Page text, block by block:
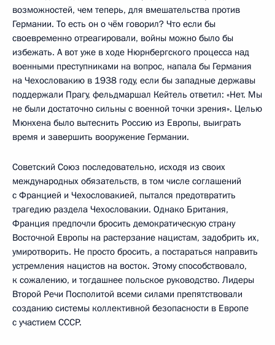
возможностей, чем теперь, для вмешательства против
Германии. То есть он о чём говорил? Что если бы
своевременно отреагировали, войны можно было бы
избежать. А вот уже в ходе Нюрнбергского процесса над
военными преступниками на вопрос, напала бы Германия
на Чехословакию в 1938 году, если бы западные державы
поддержали Прагу, фельдмаршал Кейтель ответил: «Нет. Мы
не были достаточно сильны с военной точки зрения». Целью
Мюнхена было вытеснить Россию из Европы, выиграть
время и завершить вооружение Германии.
Советский Союз последовательно, исходя из своих
международных обязательств, в том числе соглашений
с Францией и Чехословакией, пытался предотвратить
трагедию раздела Чехословакии. Однако Британия,
Франция предпочли бросить демократическую страну
Восточной Европы на растерзание нацистам, задобрить их,
умиротворить. Не просто бросить, а постараться направить
устремления нацистов на восток. Этому способствовало,
к сожалению, и тогдашнее польское руководство. Лидеры
Второй Речи Посполитой всеми силами препятствовали
созданию системы коллективной безопасности в Европе
с участием СССР.